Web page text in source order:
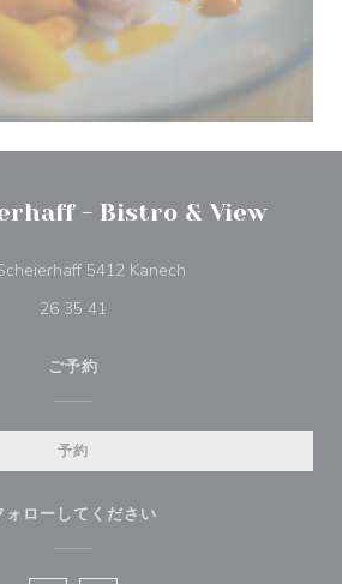
- Bistro & View
5412 Kanech((新しいウィンドウ
26 35 41
ご予約
予約
ォローしてください